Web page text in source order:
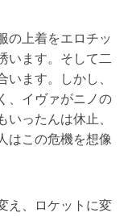
の上着をエロチッ
います。そして二
います。しかし、
、イヴァがニノの
ったんは休止、
はこの危機を想像
え、ロケットに変